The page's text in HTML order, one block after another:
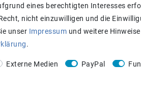
Achtung:Aktuell längere
eines berechtigten Interesses
nicht einzuwilligen und die
unser Impressum und weitere
.
Externe Medien PayPal